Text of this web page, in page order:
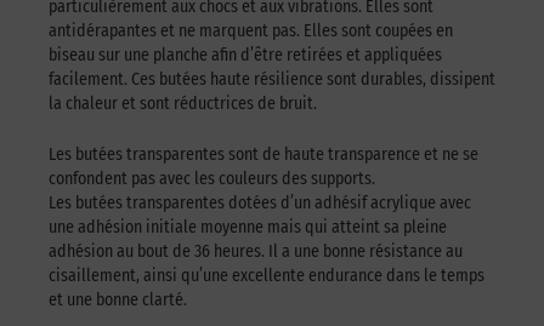
particulièrement aux chocs et aux vibrations. Elles sont
antidérapantes et ne marquent pas. Elles sont coupées en
biseau sur une planche afin d’être retirées et appliquées
facilement. Ces butées haute résilience sont durables, dissipent
la chaleur et sont réductrices de bruit.
Les butées transparentes sont de haute transparence et ne se
confondent pas avec les couleurs des supports.
Les butées transparentes dotées d’un adhésif acrylique avec
une adhésion initiale moyenne mais qui atteint sa pleine
adhésion au bout de 36 heures. Il a une bonne résistance au
cisaillement, ainsi qu’une excellente endurance dans le temps
et une bonne clarté.